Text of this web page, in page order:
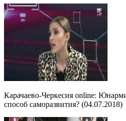
Карачаево-Черкесия online:
способ саморазвития? (04.07.2018)